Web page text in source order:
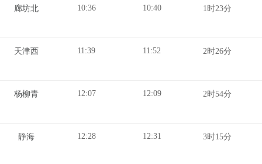
廊坊北 10:36 10:40 1时23分
天津西 11:39 11:52 2时26分
杨柳青 12:07 12:09 2时54分
静海 12:28 12:31 3时15分